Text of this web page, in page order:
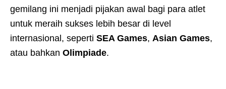
gemilang ini menjadi pijakan awal bagi para atlet
untuk meraih sukses lebih besar di level
internasional, seperti SEA Games, Asian Games,
atau bahkan Olimpiade.